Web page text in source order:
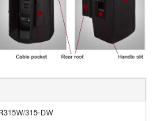
315-DW